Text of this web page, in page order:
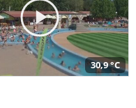
30,9 °C